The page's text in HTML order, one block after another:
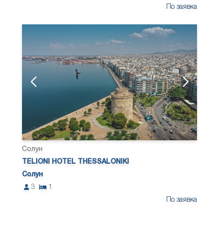
По заявка
Солун
TELIONI HOTEL THESSALONIKI
Солун
3
1
По заявка